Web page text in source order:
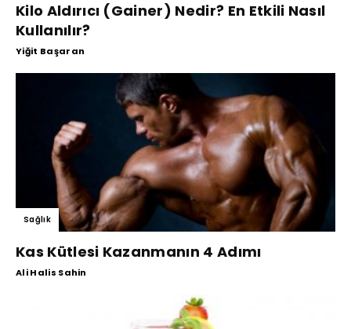
Kilo Aldırıcı (Gainer) Nedir? En Etkili Nasıl
Kullanılır?
Yiğit Başaran
Sağlık
Kas Kütlesi Kazanmanın 4 Adımı
Ali Halis Sahin